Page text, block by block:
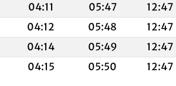
04:11 05:47 12:47
04:12 05:48 12:47
04:14 05:49 12:47
04:15 05:50 12:47